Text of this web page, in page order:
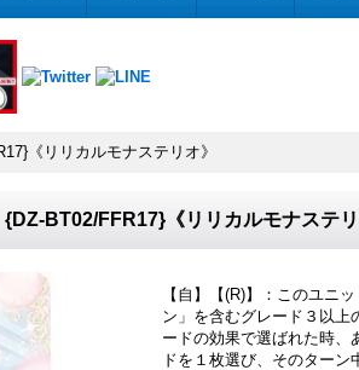
《リリカルモナステリオ》
BT02/FFR17}《リリカルモナステリ
【自】【(R)】：このユニ
ン」を含むグレード３以上
ードの効果で選ばれた時、
ドを１枚選び、そのターン